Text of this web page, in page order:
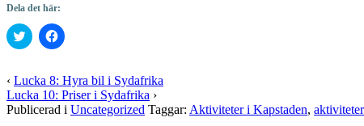
Dela det här:
Klicka
för
på
Twitter
(Öppnas
i
ett
Klicka
för
på
Facebook
(Öppnas
i
ett
‹ Lucka 8: Hyra bil i Sydafrika
Lucka 10: Priser i Sydafrika ›
Publicerad i Uncategorized Taggar: Aktiviteter i Kapstaden,